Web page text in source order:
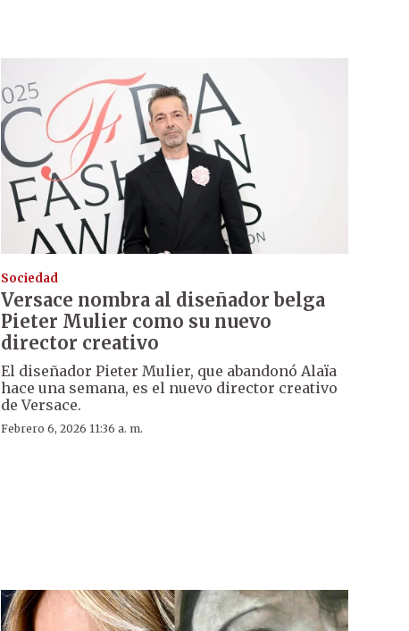
Sociedad
Versace nombra al diseñador belga
Pieter Mulier como su nuevo
director creativo
El diseñador Pieter Mulier, que abandonó Alaïa
hace una semana, es el nuevo director creativo
de Versace.
Febrero 6, 2026 11:36 a. m.